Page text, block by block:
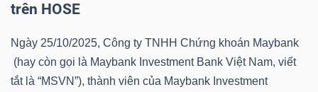
trên HOSE
Ngày 25/10/2025, Công ty TNHH Chứng khoán Maybank
(hay còn gọi là Maybank Investment Bank Việt Nam, viết
tắt là “MSVN”), thành viên của Maybank Investment